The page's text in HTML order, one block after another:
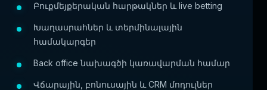
Բուքմեյքերական հարթակներ և live betting
Խաղասրահներ և տերմինալային
համակարգեր
Back office նախագծի կառավարման համար
Վճարային, բոնուսային և CRM մոդուլներ